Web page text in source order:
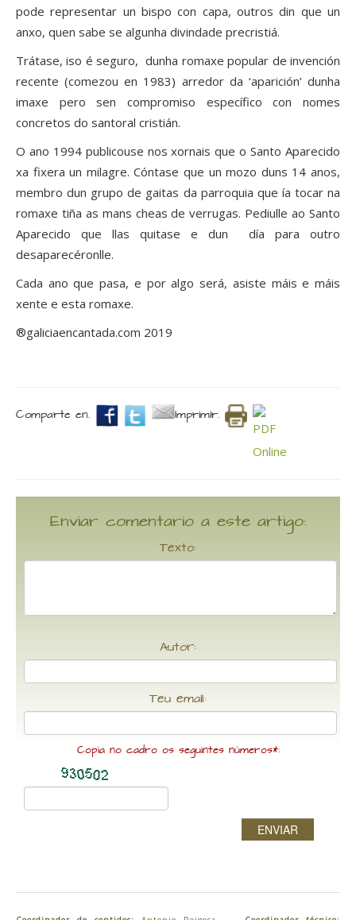
pode representar un bispo con capa, outros din que un
anxo, quen sabe se algunha divindade precristiá.
Trátase, iso é seguro, dunha romaxe popular de invención
recente (comezou en 1983) arredor da ‘aparición’ dunha
imaxe pero sen compromiso específico con nomes
concretos do santoral cristián.
O ano 1994 publicouse nos xornais que o Santo Aparecido
xa fixera un milagre. Cóntase que un mozo duns 14 anos,
membro dun grupo de gaitas da parroquia que ía tocar na
romaxe tiña as mans cheas de verrugas. Pediulle ao Santo
Aparecido que llas quitase e dun día para outro
desaparecéronlle.
Cada ano que pasa, e por algo será, asiste máis e máis
xente e esta romaxe.
®galiciaencantada.com 2019
Comparte en. Imprimir.
Enviar comentario a este artigo:
Texto:
Autor:
Teu email:
Copia no cadro os seguintes números*:
ENVIAR